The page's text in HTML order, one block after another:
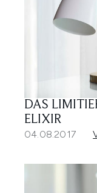
DAS
ELIXIR
04.08.2017